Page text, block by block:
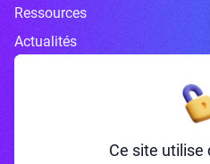
Ressources
Actualités
Inscrivez-vous
Ce site utilise